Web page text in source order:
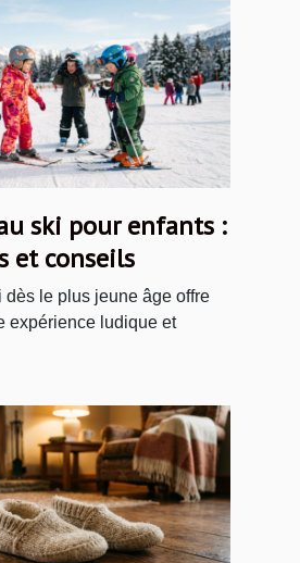
ski pour enfants :
et conseils
dès le plus jeune âge offre
expérience ludique et